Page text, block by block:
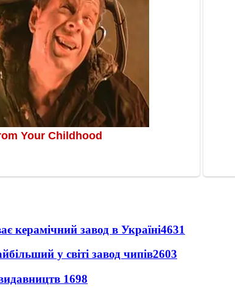
керамічний завод в Україні4631
у світі завод чипів2603
1698